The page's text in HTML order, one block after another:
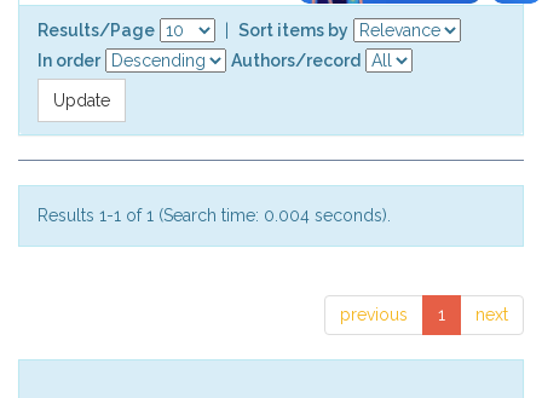
Results/Page
Sort items by
In order
Authors/record
Results 1-1 of 1 (Search time: 0.004 seconds).
previous 1 next